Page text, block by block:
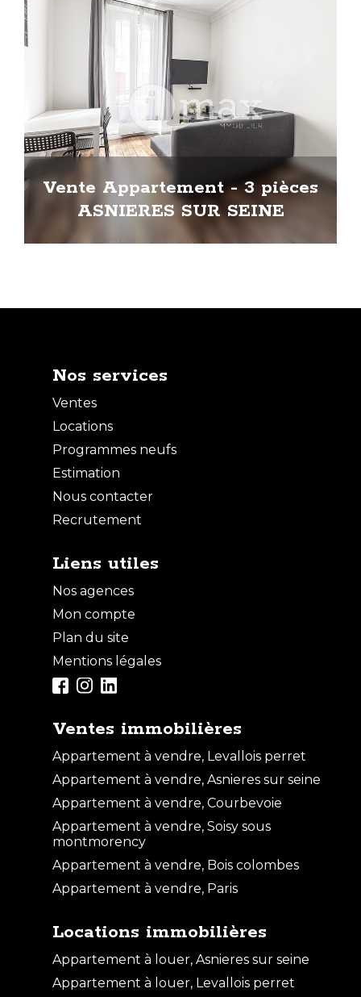
Vente Appartement - 3 pièces
ASNIERES SUR SEINE
Nos services
Ventes
Locations
Programmes neufs
Estimation
Nous contacter
Recrutement
Liens utiles
Nos agences
Mon compte
Plan du site
Mentions légales
Ventes immobilières
Appartement à vendre, Levallois perret
Appartement à vendre, Asnieres sur seine
Appartement à vendre, Courbevoie
Appartement à vendre, Soisy sous
montmorency
Appartement à vendre, Bois colombes
Appartement à vendre, Paris
Locations immobilières
Appartement à louer, Asnieres sur seine
Appartement à louer, Levallois perret